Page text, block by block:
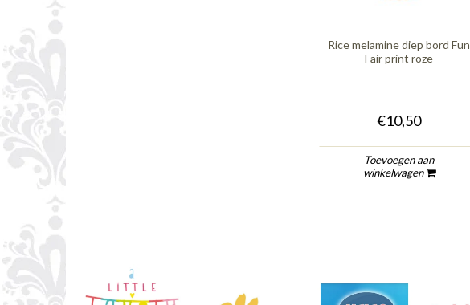
Rice melamine diep bord Fun
Fair print roze
€10,50
Toevoegen aan
winkelwagen